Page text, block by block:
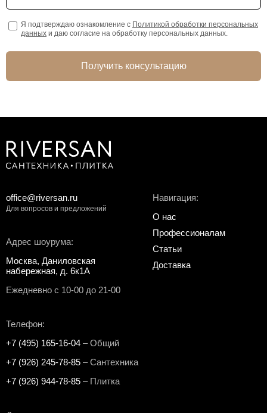
Я подтверждаю ознакомление с Политикой обработки персональных
данных и даю согласие на обработку персональных данных.
Получить консультацию
Адрес шоурума:
Москва, Даниловская
набережная, д. 6к1А
Ежедневно с 10-00 до 21-00
Телефон:
+7 (495) 165-16-04 – Общий
+7 (926) 245-78-85 – Сантехника
+7 (926) 944-78-85 – Плитка
Навигация:
О нас
Профессионалам
Статьи
Доставка
office@riversan.ru
Для вопросов и предложений